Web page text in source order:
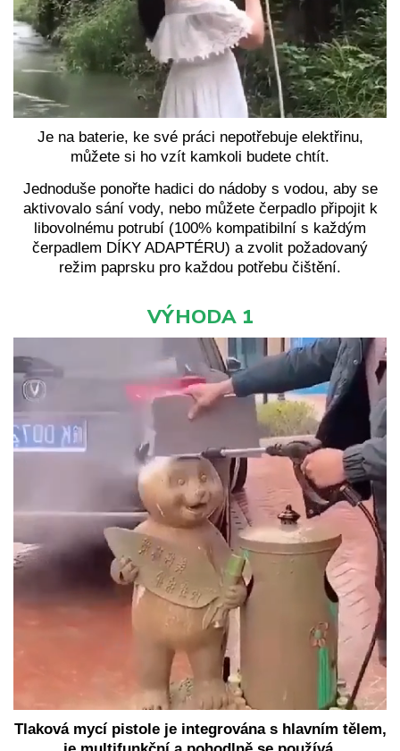
Je na baterie, ke své práci nepotřebuje elektřinu,
můžete si ho vzít kamkoli budete chtít.
Jednoduše ponořte hadici do nádoby s vodou, aby se
aktivovalo sání vody, nebo můžete čerpadlo připojit k
libovolnému potrubí (100% kompatibilní s každým
čerpadlem DÍKY ADAPTÉRU) a zvolit požadovaný
režim paprsku pro každou potřebu čištění.
VÝHODA 1
Tlaková mycí pistole je integrována s hlavním tělem,